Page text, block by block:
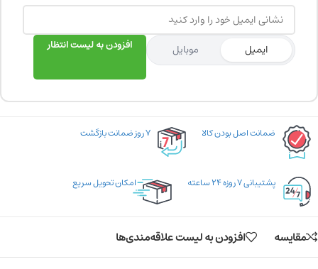
ایمیل موبایل افزودن به لیست انتظار
ضمانت اصل بودن کالا ۷ روز ضمانت بازگشت
پشتیبانی ۷ روزه ۲۴ ساعته امکان تحویل سریع
مقایسه افزودن به لیست علاقه‌مندی‌ها